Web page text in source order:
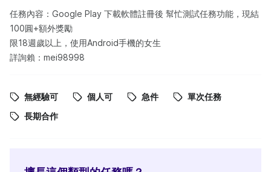
任務內容：Google Play 下載軟體註冊後 幫忙測試任務功能，現結
100圓+額外獎勵
限18週歲以上，使用Android手機的女生
詳詢賴：mei98998
無經驗可 個人可 急件
單次任務
長期合作